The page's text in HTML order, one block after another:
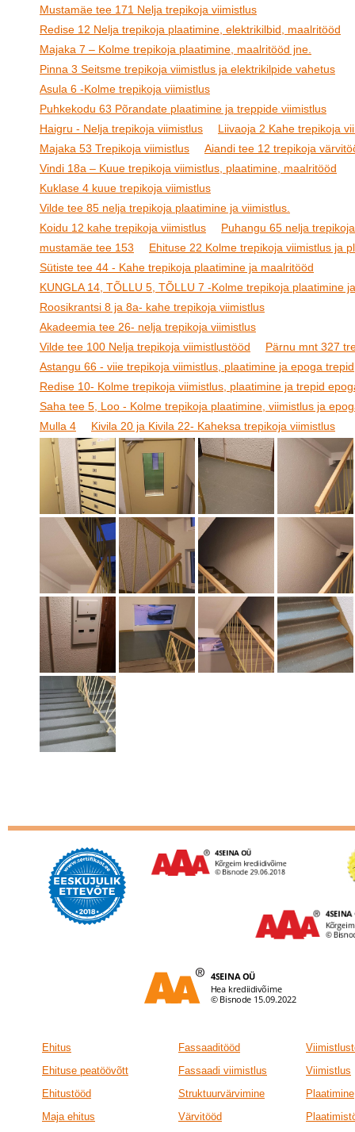
Mustamäe tee 171 Nelja trepikoja viimistlus
Redise 12 Nelja trepikoja plaatimine, elektrikilbid, maalritööd
Majaka 7 – Kolme trepikoja plaatimine, maalritööd jne.
Pinna 3 Seitsme trepikoja viimistlus ja elektrikilpide vahetus
Asula 6 -Kolme trepikoja viimistlus
Puhkekodu 63 Põrandate plaatimine ja treppide viimistlus
Haigru - Nelja trepikoja viimistlus
Liivaoja 2 Kahe trepikoja
Majaka 53 Trepikoja viimistlus
Aiandi tee 12 trepikoja
Vindi 18a – Kuue trepikoja viimistlus, plaatimine, maalritööd
Kuklase 4 kuue trepikoja viimistlus
Vilde tee 85 nelja trepikoja plaatimine ja viimistlus.
Koidu 12 kahe trepikoja viimistlus
Puhangu 65 nelja
mustamäe tee 153
Ehituse 22 Kolme trepikoja viimistlus ja
Sütiste tee 44 - Kahe trepikoja plaatimine ja maalritööd
KUNGLA 14, TÕLLU 5, TÕLLU 7 -Kolme trepikoja plaatimine
Roosikrantsi 8 ja 8a- kahe trepikoja viimistlus
Akadeemia tee 26- nelja trepikoja viimistlus
Vilde tee 100 Nelja trepikoja viimistlustööd
Pärnu mnt 327
Astangu 66 - viie trepikoja viimistlus, plaatimine ja epoga trepid
Redise 10- Kolme trepikoja viimistlus, plaatimine ja trepid
Saha tee 5, Loo - Kolme trepikoja plaatimine, viimistlus ja
Mulla 4
Kivila 20 ja Kivila 22- Kaheksa trepikoja viimistlus
Ehitus Fassaaditööd
Ehituse peatöövõtt
Fassaadi viimistlus
Viimistlus
Ehitustööd
Struktuurvärvimine
Plaatimine
Maja ehitus
Värvitööd